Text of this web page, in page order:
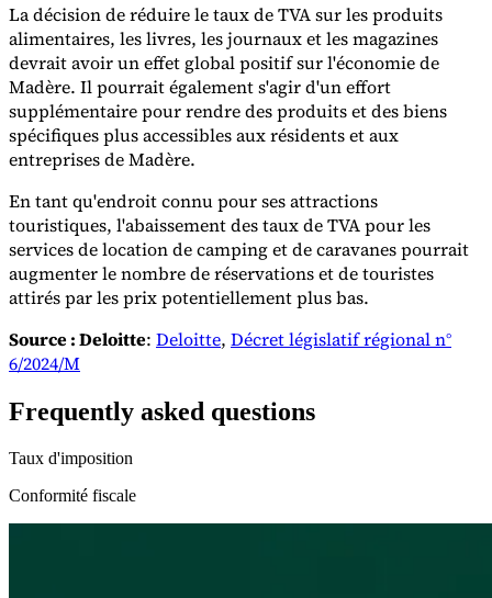
La décision de réduire le taux de TVA sur les produits
alimentaires, les livres, les journaux et les magazines
devrait avoir un effet global positif sur l'économie de
Madère. Il pourrait également s'agir d'un effort
supplémentaire pour rendre des produits et des biens
spécifiques plus accessibles aux résidents et aux
entreprises de Madère.
En tant qu'endroit connu pour ses attractions
touristiques, l'abaissement des taux de TVA pour les
services de location de camping et de caravanes pourrait
augmenter le nombre de réservations et de touristes
attirés par les prix potentiellement plus bas.
Source : Deloitte: Deloitte, Décret législatif régional n°
6/2024/M
Frequently asked questions
Taux d'imposition
Conformité fiscale